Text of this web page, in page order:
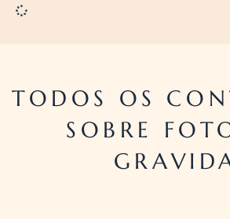
TODOS OS
SOBRE